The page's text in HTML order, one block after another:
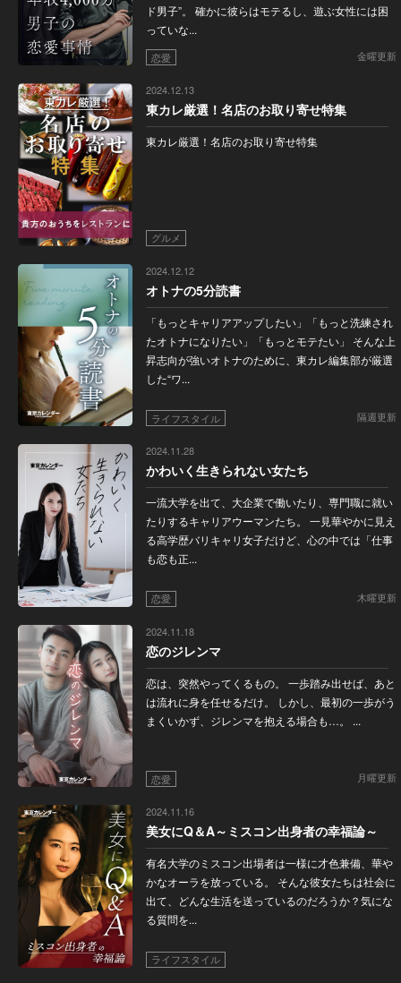
ド男子”。 確かに彼らはモテるし、遊ぶ女性には困
っていな...
恋愛 金曜更新
2024.12.13
東カレ厳選！名店のお取り寄せ特集
東カレ厳選！名店のお取り寄せ特集
グルメ
2024.12.12
オトナの5分読書
「もっとキャリアアップしたい」「もっと洗練され
たオトナになりたい」「もっとモテたい」 そんな上
昇志向が強いオトナのために、東カレ編集部が厳選
した“ワ...
ライフスタイル 隔週更新
2024.11.28
かわいく生きられない女たち
一流大学を出て、大企業で働いたり、専門職に就い
たりするキャリアウーマンたち。 一見華やかに見え
る高学歴バリキャリ女子だけど、心の中では「仕事
も恋も正...
恋愛 木曜更新
2024.11.18
恋のジレンマ
恋は、突然やってくるもの。 一歩踏み出せば、あと
は流れに身を任せるだけ。 しかし、最初の一歩がう
まくいかず、ジレンマを抱える場合も…。 ...
恋愛 月曜更新
2024.11.16
美女にQ＆A～ミスコン出身者の幸福論～
有名大学のミスコン出場者は一様に才色兼備、華や
かなオーラを放っている。 そんな彼女たちは社会に
出て、どんな生活を送っているのだろうか？気にな
る質問を...
ライフスタイル